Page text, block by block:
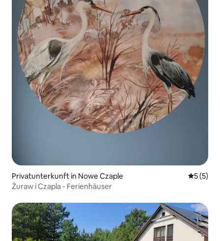
Privatunterkunft in Nowe Czaple
5 (5)
Żuraw i Czapla - Ferienhäuser